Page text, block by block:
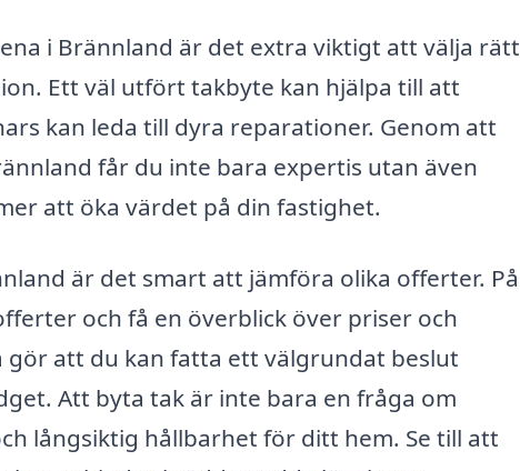
i Brännland är det extra viktigt att välja rätt
Ett väl utfört takbyte kan hjälpa till att
kan leda till dyra reparationer. Genom att
får du inte bara expertis utan även
att öka värdet på din fastighet.
är det smart att jämföra olika offerter. På
och få en överblick över priser och
att du kan fatta ett välgrundat beslut
Att byta tak är inte bara en fråga om
långsiktig hållbarhet för ditt hem. Se till att